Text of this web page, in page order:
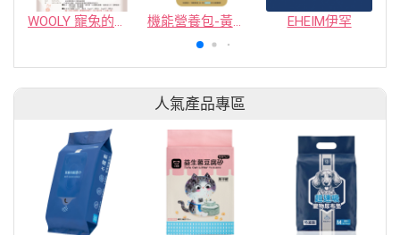
WOOLY 寵兔的活力源&源之源(高濃度機能性食品) 機能營養包-黃金蔬果（腸胃守護） EHEIM伊罕
人氣產品專區